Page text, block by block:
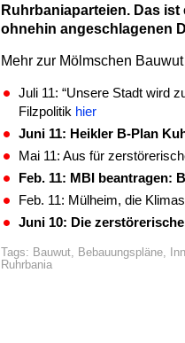
Ruhrbaniaparteien. Das
ohnehin angeschlagenen
Mehr zur Mölmschen
Juli 11: “Unsere Stadt wird
Filzpolitik hier
Juni 11: Heikler B-Plan
Mai 11: Aus für
Feb. 11: MBI
Feb. 11: Mülheim, die
Juni 10: Die
Tags: Bauwut, Bebauungspläne,
Ruhrbania